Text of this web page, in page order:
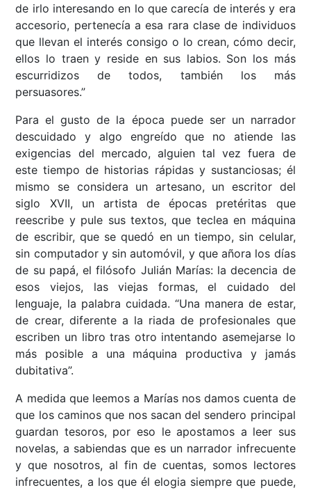
de irlo interesando en lo que carecía de interés y era
accesorio, pertenecía a esa rara clase de individuos
que llevan el interés consigo o lo crean, cómo decir,
ellos lo traen y reside en sus labios. Son los más
escurridizos de todos, también los más
persuasores.”
Para el gusto de la época puede ser un narrador
descuidado y algo engreído que no atiende las
exigencias del mercado, alguien tal vez fuera de
este tiempo de historias rápidas y sustanciosas; él
mismo se considera un artesano, un escritor del
siglo XVII, un artista de épocas pretéritas que
reescribe y pule sus textos, que teclea en máquina
de escribir, que se quedó en un tiempo, sin celular,
sin computador y sin automóvil, y que añora los días
de su papá, el filósofo Julián Marías: la decencia de
esos viejos, las viejas formas, el cuidado del
lenguaje, la palabra cuidada. “Una manera de estar,
de crear, diferente a la riada de profesionales que
escriben un libro tras otro intentando asemejarse lo
más posible a una máquina productiva y jamás
dubitativa”.
A medida que leemos a Marías nos damos cuenta de
que los caminos que nos sacan del sendero principal
guardan tesoros, por eso le apostamos a leer sus
novelas, a sabiendas que es un narrador infrecuente
y que nosotros, al fin de cuentas, somos lectores
infrecuentes, a los que él elogia siempre que puede,